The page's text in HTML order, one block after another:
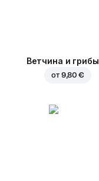
Ветчина и грибы
от 9,80 €